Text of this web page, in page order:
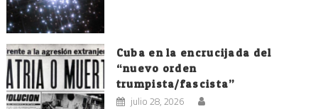
Cuba en la encrucijada del
“nuevo orden
trumpista/fascista”
julio 28, 2026